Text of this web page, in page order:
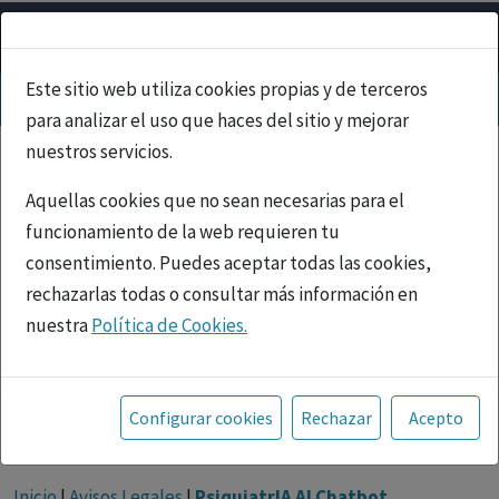
Este sitio web utiliza cookies propias y de terceros
para analizar el uso que haces del sitio y mejorar
nuestros servicios.
Aquellas cookies que no sean necesarias para el
funcionamiento de la web requieren tu
consentimiento. Puedes aceptar todas las cookies,
rechazarlas todas o consultar más información en
nuestraPolítica de Cookies.
Toda la información incluida en la Página Web está
referida a productos del mercado español y, por
tanto, dirigida a profesionales sanitarios legalmente
facultados para prescribir o dispensar medicamentos
Configurar cookies Rechazar Acepto